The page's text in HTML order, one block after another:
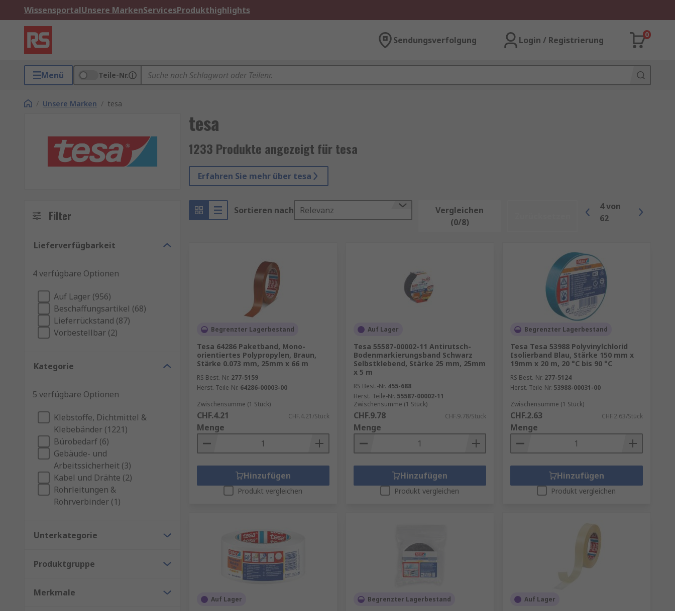
WissensportalUnsere MarkenServicesProdukthighlights
Sendungsverfolgung Login / Registrierung
0
Menü Teile-Nr.
/ Unsere Marken / tesa
tesa
1233 Produkte angezeigt für tesa
Erfahren Sie mehr über tesa
Filter
Lieferverfügbarkeit
4 verfügbare Optionen
Auf Lager (956)
Beschaffungsartikel (68)
Lieferrückstand (87)
Vorbestellbar (2)
Kategorie
5 verfügbare Optionen
Klebstoffe, Dichtmittel &
Klebebänder (1221)
Bürobedarf (6)
Gebäude- und
Arbeitssicherheit (3)
Kabel und Drähte (2)
Rohrleitungen &
Rohrverbinder (1)
Unterkategorie
Produktgruppe
Merkmale
Sortieren nach Relevanz
Vergleichen
(0/8)
4von
62
Begrenzter Lagerbestand
Tesa 64286 Paketband, Mono-
orientiertes Polypropylen, Braun,
Stärke 0.073 mm, 25mm x 66 m
RS Best.-Nr. 277-5159
Herst. Teile-Nr. 64286-00003-00
Zwischensumme (1 Stück)
CHF.4.21 CHF.4.21/Stück
Menge
Hinzufügen
Produkt vergleichen
Auf Lager
Tesa 55587-00002-11 Antirutsch-
Bodenmarkierungsband Schwarz
Selbstklebend, Stärke 25 mm, 25mm
x 5 m
RS Best.-Nr. 455-688
Herst. Teile-Nr. 55587-00002-11
Zwischensumme (1 Stück)
CHF.9.78 CHF.9.78/Stück
Menge
Hinzufügen
Produkt vergleichen
Begrenzter Lagerbestand
Tesa Tesa 53988 Polyvinylchlorid
Isolierband Blau, Stärke 150 mm x
19mm x 20 m, 20 °C bis 90 °C
RS Best.-Nr. 277-5124
Herst. Teile-Nr. 53988-00031-00
Zwischensumme (1 Stück)
CHF.2.63 CHF.2.63/Stück
Menge
Hinzufügen
Produkt vergleichen
Auf Lager Begrenzter Lagerbestand Auf Lager